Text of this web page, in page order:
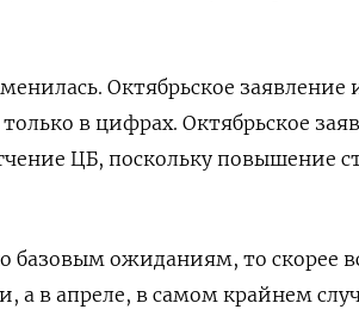
Октябрьское заявление
в цифрах. Октябрьское
ЦБ, поскольку повышение
базовым ожиданиям, то скорее
в апреле, в самом крайнем